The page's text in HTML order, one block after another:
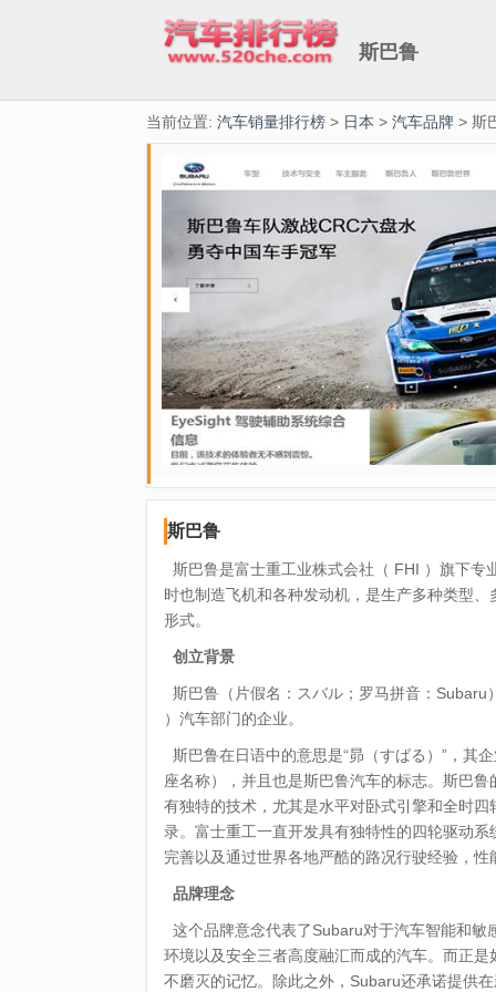
斯巴鲁
当前位置: 汽车销量排行榜 > 日本 > 汽车品牌 > 斯
斯巴鲁
斯巴鲁是富士重工业株式会社（ FHI ）旗下
时也制造飞机和各种发动机，是生产多种类型
形式。
创立背景
斯巴鲁（片假名：スバル；罗马拼音：
）汽车部门的企业。
斯巴鲁在日语中的意思是“昴（すばる）”，其
座名称），并且也是斯巴鲁汽车的标志。斯巴
有独特的技术，尤其是水平对卧式引擎和全时
录。富士重工一直开发具有独特性的四轮驱动
完善以及通过世界各地严酷的路况行驶经验，性
品牌理念
这个品牌意念代表了Subaru对于汽车智能和
环境以及安全三者高度融汇而成的汽车。而正
不磨灭的记忆。除此之外，Subaru还承诺提供